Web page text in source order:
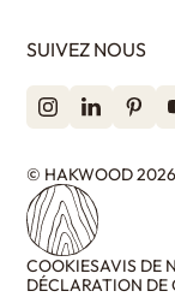
SUIVEZ NOUS
© HAKWOOD 2026
COOKIESAVIS DE
DÉCLARATION